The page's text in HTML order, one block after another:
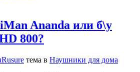
Ananda или б\у
800?
тема в Наушники для дома